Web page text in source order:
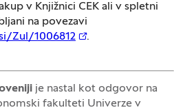
v Knjižnici CEK ali v spletni
na povezavi
Zul/1006812
.
je nastal kot odgovor na
fakulteti Univerze v